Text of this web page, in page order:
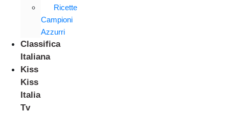
Ricette
Campioni
Azzurri
Classifica
Italiana
Kiss
Kiss
Italia
Tv